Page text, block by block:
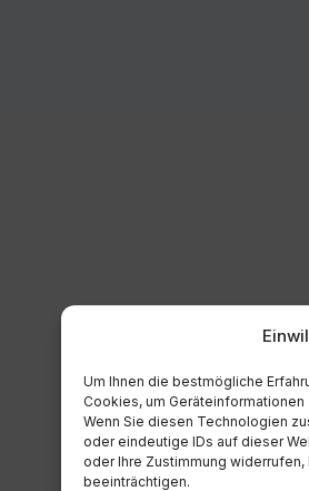
Um Ihnen die bestmögliche
Cookies, um
Wenn Sie diesen Technologien
oder eindeutige IDs auf dieser
oder Ihre Zustimmung
beeinträchtigen.